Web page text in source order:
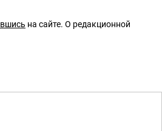
на сайте. О редакционной